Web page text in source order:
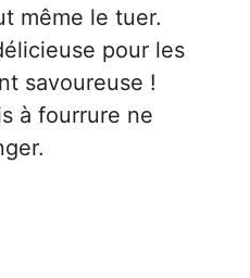
même le tuer.
pour les
savoureuse !
à fourrure ne